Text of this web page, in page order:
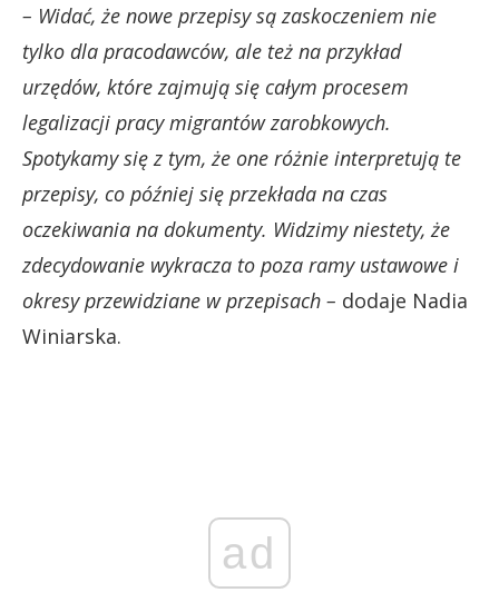
– Widać, że nowe przepisy są zaskoczeniem nie
tylko dla pracodawców, ale też na przykład
urzędów, które zajmują się całym procesem
legalizacji pracy migrantów zarobkowych.
Spotykamy się z tym, że one różnie interpretują te
przepisy, co później się przekłada na czas
oczekiwania na dokumenty. Widzimy niestety, że
zdecydowanie wykracza to poza ramy ustawowe i
okresy przewidziane w przepisach – dodaje Nadia
Winiarska.
ad